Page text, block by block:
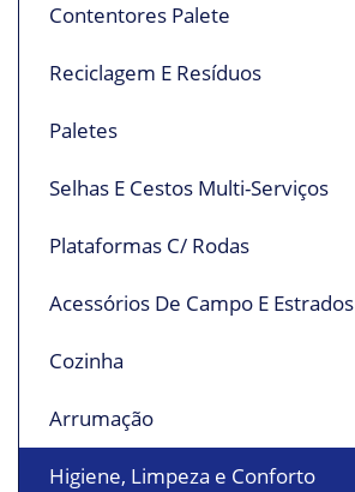
Contentores Palete
Reciclagem E Resíduos
Paletes
Selhas E Cestos Multi-Serviços
Plataformas C/ Rodas
Acessórios De Campo E Estrados
Cozinha
Arrumação
Higiene, Limpeza e Conforto